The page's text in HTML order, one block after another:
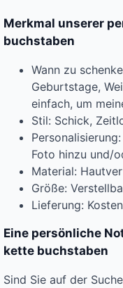
Merkmal unserer
buchstaben
Wann zu
Geburtstage,
einfach, um
Stil: Schick,
Foto hinzu und/
Material:
Größe:
Lieferung:
Eine persönliche
kette buchstaben
Sind Sie auf der